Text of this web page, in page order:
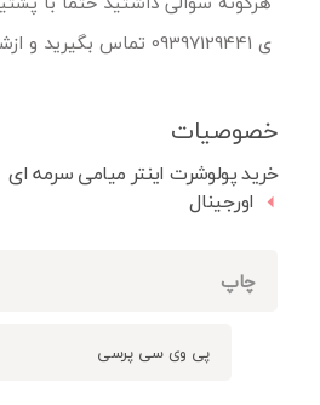
ی 09397129441 تماس بگیرید و ازشون راهنمایی بخواید.
خصوصیات
خرید پولوشرت اینتر میامی سرمه ای
اورجینال
چاپ
پی وی سی پرسی